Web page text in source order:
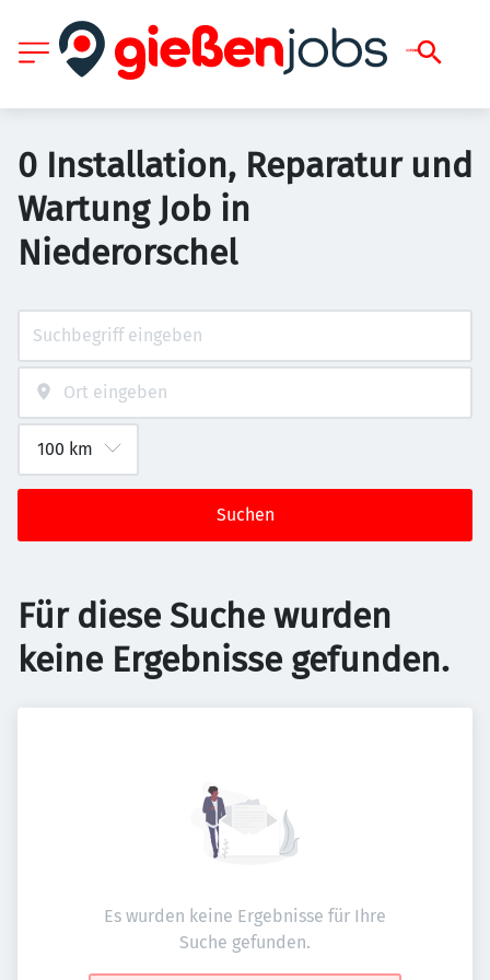
0 Installation, Reparatur und
Wartung Job in
Niederorschel
Suchen
Für diese Suche wurden
keine Ergebnisse gefunden.
Es wurden keine Ergebnisse für Ihre
Suche gefunden.